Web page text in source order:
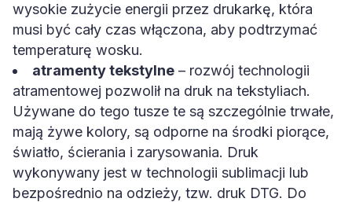
wysokie zużycie energii przez drukarkę, która
musi być cały czas włączona, aby podtrzymać
temperaturę wosku.
atramenty tekstylne – rozwój technologii
atramentowej pozwolił na druk na tekstyliach.
Używane do tego tusze te są szczególnie trwałe,
mają żywe kolory, są odporne na środki piorące,
światło, ścierania i zarysowania. Druk
wykonywany jest w technologii sublimacji lub
bezpośrednio na odzieży, tzw. druk DTG. Do